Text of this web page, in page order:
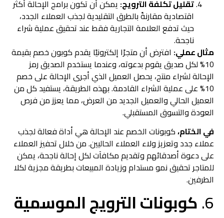
تقليل تكلفة الترويج:يمكن أن تكون برامج الإحالة أكثر
اقتصادية مقارنةً بالطرق التقليدية لجذب العملاء الجدد،
حيث تدفع العلامة التجارية فقط عند تحقيق عملية شراء
ناجحة.
مثال عملي:افترض أن متجرًا إلكترونيًا يقدم كوبون خصم بقيمة
10% لكل صديق يقوم بدعوته، وعندما يستخدم الصديق رمز
الإحالة لشراء منتج، يحصل العميل الذي أجرى الإحالة على خصم
10% على عملية الشراء القادمة. بهذه الطريقة، يستفيد كل من
العميل الحالي والعميل الجديد من العرض، مما يعزز من فرص
العودة والتسوق المستقبلي.
في الختام،كوبونات الخصم عند الإحالة هي أداة فعالة لجذب
عملاء جدد وتعزيز ولاء العملاء الحاليين. من خلال تحفيز العملاء
على دعوة أصدقائهم وتقديم مكافآت لكل إحالة ناجحة، يمكن
للمتاجر تحقيق نمو مستدام وزيادة المبيعات بطريقة مجزية لكلا
الطرفين.
كوبونات الترويج الموسمية